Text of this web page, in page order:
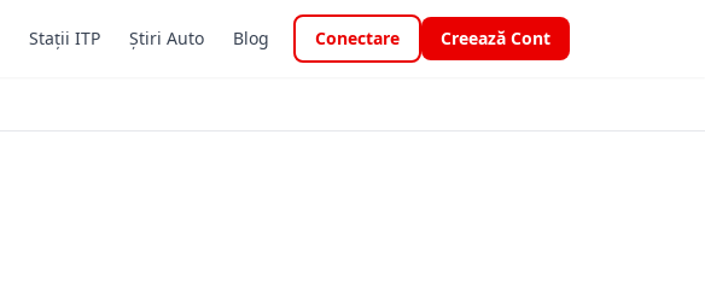
Stații ITP Știri Auto Blog Conectare Creează Cont